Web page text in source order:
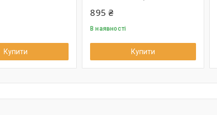
Купити
895 ₴
В наявності
Купити